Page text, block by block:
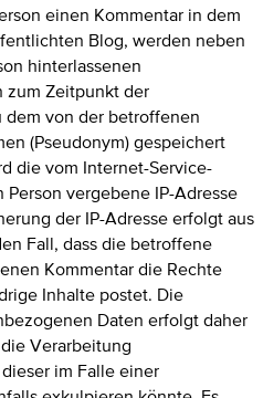
einen Kommentar in dem
Blog, werden neben
hinterlassenen
zum Zeitpunkt der
von der betroffenen
(Pseudonym) gespeichert
die vom Internet-Service-
vergebene IP-Adresse
der IP-Adresse erfolgt aus
Fall, dass die betroffene
Kommentar die Rechte
Inhalte postet. Die
Daten erfolgt daher
Verarbeitung
im Falle einer